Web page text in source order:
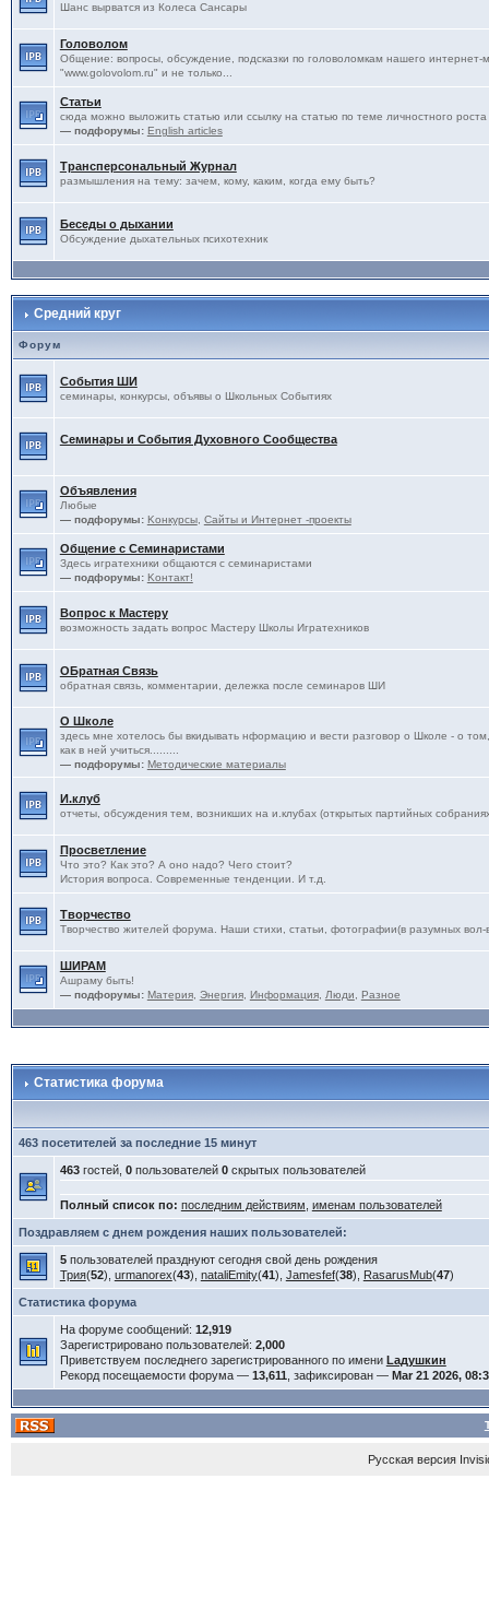
Шанс вырватся из Колеса Сансары
Головолом
Общение: вопросы, обсуждение, подсказки по головоломкам нашего интернет-
"www.golovolom.ru" и не только...
Статьи
сюда можно выложить статью или ссылку на статью по теме личностного роста
— подфорумы: English articles
Трансперсональный Журнал
размышления на тему: зачем, кому, каким, когда ему быть?
Беседы о дыхании
Обсуждение дыхательных психотехник
Средний круг
Форум
События ШИ
семинары, конкурсы, объявы о Школьных Событиях
Семинары и События Духовного Сообщества
Объявления
Любые
— подфорумы: Kонкурсы, Сайты и Интернет -проекты
Общение с Семинаристами
Здесь игратехники общаются с семинаристами
— подфорумы: Kонтакт!
Вопрос к Мастеру
возможность задать вопрос Мастеру Школы Игратехников
ОБратная Связь
обратная связь, комментарии, дележка после семинаров ШИ
О Школе
здесь мне хотелось бы вкидывать нформацию и вести разговор о Школе - о
как в ней учиться.........
— подфорумы: Методические материалы
И.клуб
отчеты, обсуждения тем, возникших на и.клубах (открытых партийных
Просветление
Что это? Как это? А оно надо? Чего стоит?
История вопроса. Современные тенденции. И т.д.
Творчество
Творчество жителей форума. Наши стихи, статьи, фотографии(в разумных вол-
ШИРАМ
Ашраму быть!
— подфорумы: Материя, Энергия, Информация, Люди Разное
Статистика форума
463 посетителей за последние 15 минут
463гостей, 0пользователей 0скрытых пользователей
Полный список по: последним действиям именам пользователей
Поздравляем с днем рождения наших пользователей:
5пользователей празднуют сегодня свой день рождения
Трия(52), urmanorex(43), nataliEmity(41), Jamesfef(38), RasarusMub(47)
Статистика форума
На форуме сообщений: 12,919
Зарегистрировано пользователей: 2,000
Приветствуем последнего зарегистрированного по имени Lадушкин
Рекорд посещаемости форума — 13,611 , зафиксирован — Mar 21 2026,
Русская версия